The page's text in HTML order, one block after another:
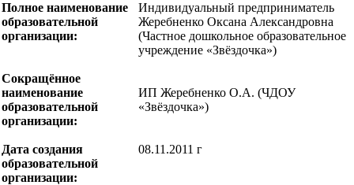
Полное наименование
образовательной
организации:
Сокращённое
наименование
образовательной
организации:
Дата создания
образовательной
организации:
Индивидуальный предприниматель
Жеребненко Оксана Александровна
(Частное дошкольное образовательное
учреждение «Звёздочка»)
ИП Жеребненко О.А. (ЧДОУ
«Звёздочка»)
08.11.2011 г